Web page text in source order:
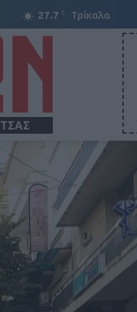
27.7 C Τρίκαλα